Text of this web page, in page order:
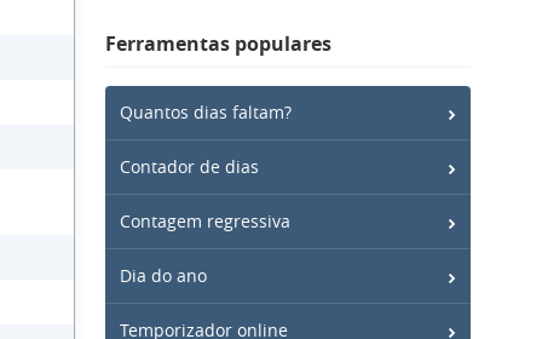
Ferramentas populares
Quantos dias faltam?
Contador de dias
Contagem regressiva
Dia do ano
Temporizador online